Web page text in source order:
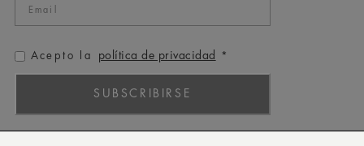
Acepto la política de privacidad *
SUBSCRIBIRSE